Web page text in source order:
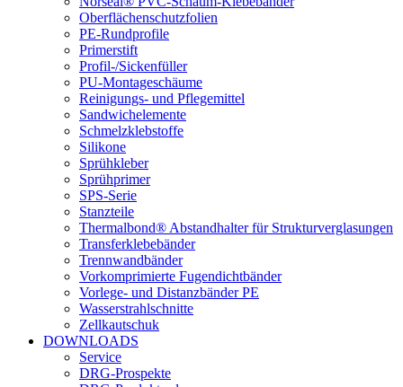
Oberflächenschutzfolien
PE-Rundprofile
Primerstift
Profil-/Sickenfüller
PU-Montageschäume
Reinigungs- und Pflegemittel
Sandwichelemente
Schmelzklebstoffe
Silikone
Sprühkleber
Sprühprimer
SPS-Serie
Stanzteile
Thermalbond® Abstandhalter für Strukturverglasungen
Transferklebebänder
Trennwandbänder
Vorkomprimierte Fugendichtbänder
Vorlege- und Distanzbänder PE
Wasserstrahlschnitte
Zellkautschuk
DOWNLOADS
Service
DRG-Prospekte